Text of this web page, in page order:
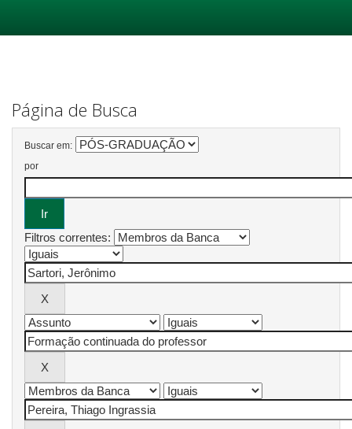
Página de Busca
Buscar em:
por
Filtros correntes: